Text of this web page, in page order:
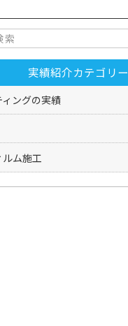
実績紹介カテゴリー
ングの実績
ム施工